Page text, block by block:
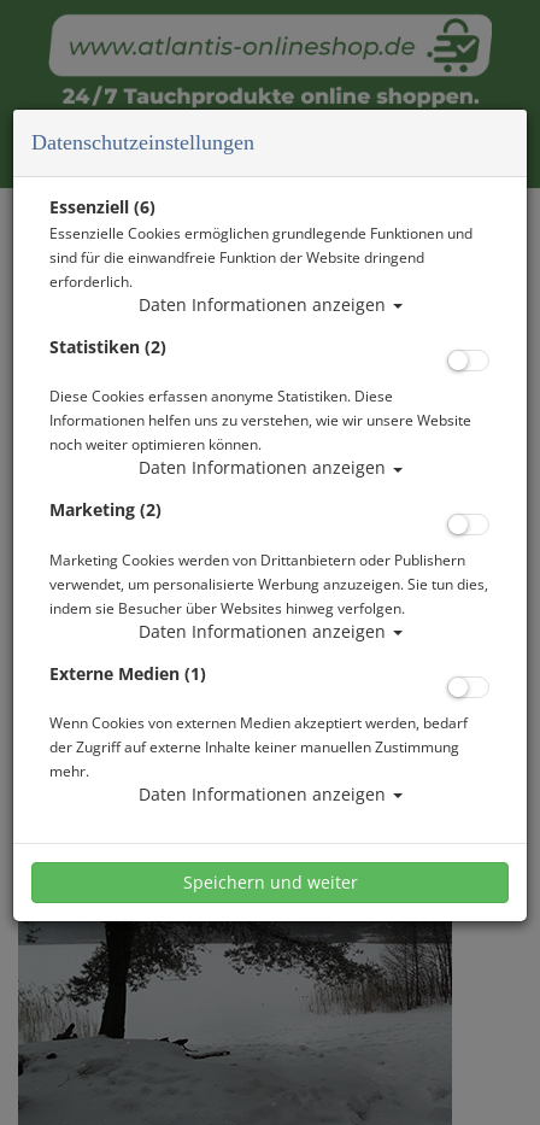
FOTO IMPRESSIONEN
Datenschutzeinstellungen
Essenziell (6)
Essenzielle Cookies ermöglichen grundlegende Funktionen und
sind für die einwandfreie Funktion der Website dringend
erforderlich.
Daten Informationen anzeigen
Statistiken (2)
Diese Cookies erfassen anonyme Statistiken. Diese
Informationen helfen uns zu verstehen, wie wir unsere Website
noch weiter optimieren können.
Daten Informationen anzeigen
Marketing (2)
Marketing Cookies werden von Drittanbietern oder Publishern
verwendet, um personalisierte Werbung anzuzeigen. Sie tun dies,
indem sie Besucher über Websites hinweg verfolgen.
Daten Informationen anzeigen
Externe Medien (1)
Wenn Cookies von externen Medien akzeptiert werden, bedarf
der Zugriff auf externe Inhalte keiner manuellen Zustimmung
mehr.
Daten Informationen anzeigen
Speichern und weiter